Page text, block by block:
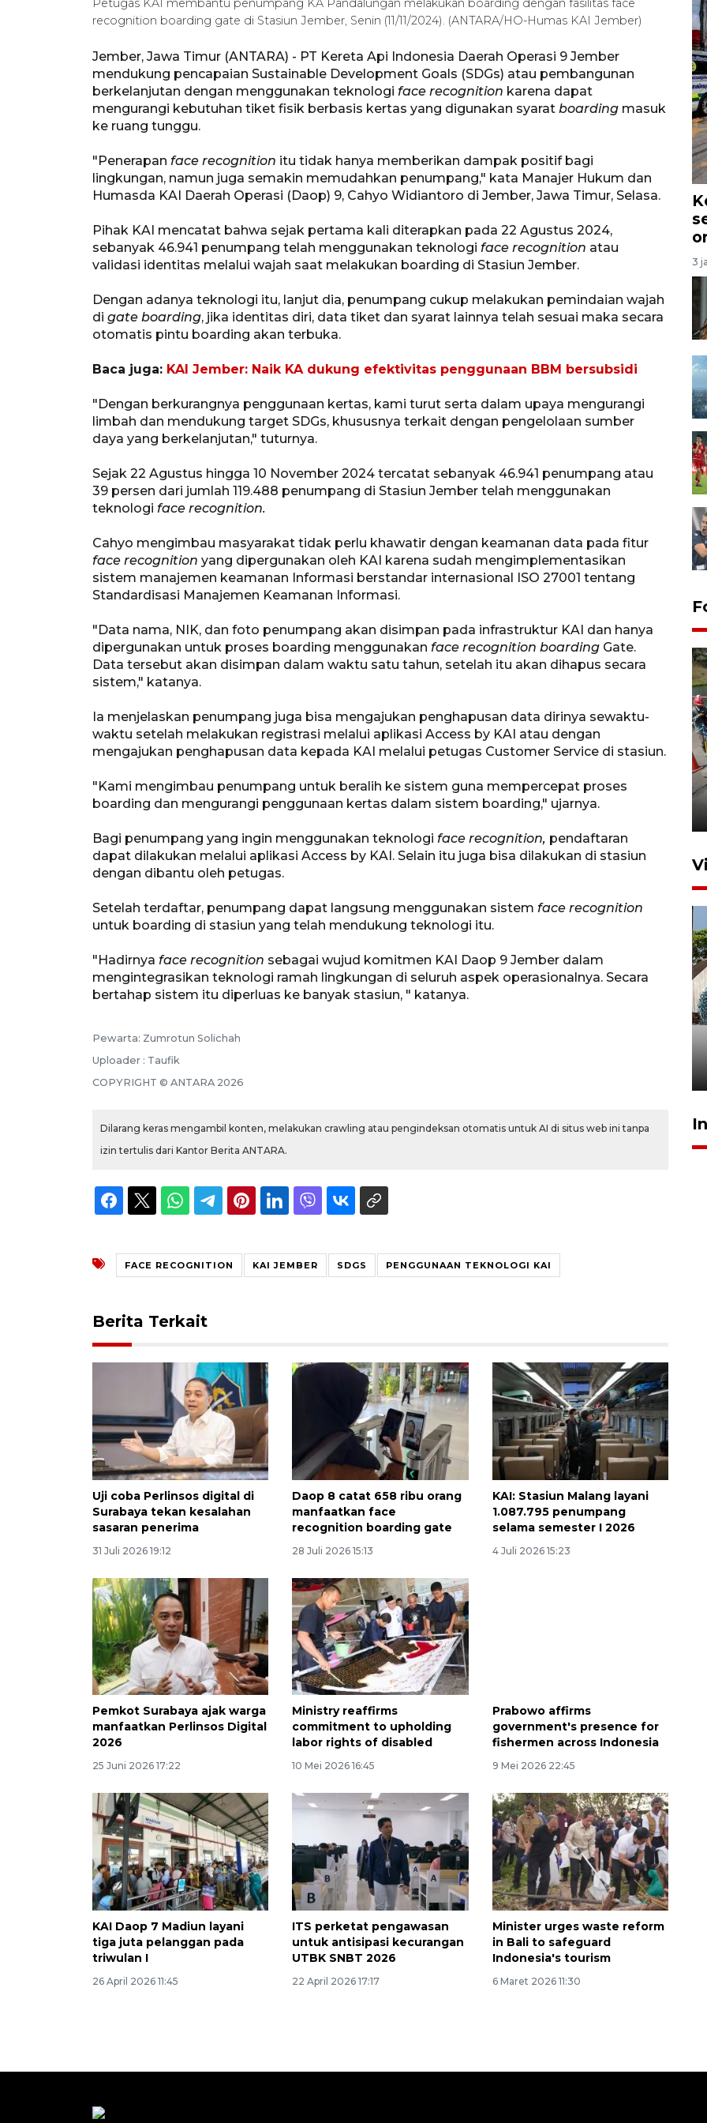
Petugas KAI membantu penumpang KA Pandalungan melakukan boarding dengan fasilitas face
recognition boarding gate di Stasiun Jember, Senin (11/11/2024). (ANTARA/HO-Humas KAI Jember)
Jember, Jawa Timur (ANTARA) - PT Kereta Api Indonesia Daerah Operasi 9 Jember
mendukung pencapaian Sustainable Development Goals (SDGs) atau pembangunan
berkelanjutan dengan menggunakan teknologi face recognition karena dapat
mengurangi kebutuhan tiket fisik berbasis kertas yang digunakan syarat boarding masuk
ke ruang tunggu.
"Penerapan face recognition itu tidak hanya memberikan dampak positif bagi
lingkungan, namun juga semakin memudahkan penumpang," kata Manajer Hukum dan
Humasda KAI Daerah Operasi (Daop) 9, Cahyo Widiantoro di Jember, Jawa Timur, Selasa.
Pihak KAI mencatat bahwa sejak pertama kali diterapkan pada 22 Agustus 2024,
sebanyak 46.941 penumpang telah menggunakan teknologi face recognition atau
validasi identitas melalui wajah saat melakukan boarding di Stasiun Jember.
Dengan adanya teknologi itu, lanjut dia, penumpang cukup melakukan pemindaian wajah
di gate boarding, jika identitas diri, data tiket dan syarat lainnya telah sesuai maka secara
otomatis pintu boarding akan terbuka.
Baca juga: KAI Jember: Naik KA dukung efektivitas penggunaan BBM bersubsidi
"Dengan berkurangnya penggunaan kertas, kami turut serta dalam upaya mengurangi
limbah dan mendukung target SDGs, khususnya terkait dengan pengelolaan sumber
daya yang berkelanjutan," tuturnya.
Sejak 22 Agustus hingga 10 November 2024 tercatat sebanyak 46.941 penumpang atau
39 persen dari jumlah 119.488 penumpang di Stasiun Jember telah menggunakan
teknologi face recognition.
Cahyo mengimbau masyarakat tidak perlu khawatir dengan keamanan data pada fitur
face recognition yang dipergunakan oleh KAI karena sudah mengimplementasikan
sistem manajemen keamanan Informasi berstandar internasional ISO 27001 tentang
Standardisasi Manajemen Keamanan Informasi.
"Data nama, NIK, dan foto penumpang akan disimpan pada infrastruktur KAI dan hanya
dipergunakan untuk proses boarding menggunakan face recognition boarding Gate.
Data tersebut akan disimpan dalam waktu satu tahun, setelah itu akan dihapus secara
sistem," katanya.
Ia menjelaskan penumpang juga bisa mengajukan penghapusan data dirinya sewaktu-
waktu setelah melakukan registrasi melalui aplikasi Access by KAI atau dengan
mengajukan penghapusan data kepada KAI melalui petugas Customer Service di stasiun.
"Kami mengimbau penumpang untuk beralih ke sistem guna mempercepat proses
boarding dan mengurangi penggunaan kertas dalam sistem boarding," ujarnya.
Bagi penumpang yang ingin menggunakan teknologi face recognition, pendaftaran
dapat dilakukan melalui aplikasi Access by KAI. Selain itu juga bisa dilakukan di stasiun
dengan dibantu oleh petugas.
Setelah terdaftar, penumpang dapat langsung menggunakan sistem face recognition
untuk boarding di stasiun yang telah mendukung teknologi itu.
"Hadirnya face recognition sebagai wujud komitmen KAI Daop 9 Jember dalam
mengintegrasikan teknologi ramah lingkungan di seluruh aspek operasionalnya. Secara
bertahap sistem itu diperluas ke banyak stasiun, " katanya.
Pewarta: Zumrotun Solichah
Uploader : Taufik
COPYRIGHT © ANTARA 2026
Dilarang keras mengambil konten, melakukan crawling atau pengindeksan otomatis untuk AI di situs web ini tanpa
izin tertulis dari Kantor Berita ANTARA.
FACE RECOGNITION KAI JEMBER SDGS PENGGUNAAN TEKNOLOGI KAI
Berita Terkait
Uji coba Perlinsos digital di
Surabaya tekan kesalahan
sasaran penerima
31 Juli 2026 19:12
Daop 8 catat 658 ribu orang
manfaatkan face
recognition boarding gate
28 Juli 2026 15:13
KAI: Stasiun Malang layani
1.087.795 penumpang
selama semester I 2026
4 Juli 2026 15:23
Pemkot Surabaya ajak warga
manfaatkan Perlinsos Digital
2026
25 Juni 2026 17:22
Ministry reaffirms
commitment to upholding
labor rights of disabled
10 Mei 2026 16:45
Prabowo affirms
government's presence for
fishermen across Indonesia
9 Mei 2026 22:45
KAI Daop 7 Madiun layani
tiga juta pelanggan pada
triwulan I
26 April 2026 11:45
ITS perketat pengawasan
untuk antisipasi kecurangan
UTBK SNBT 2026
22 April 2026 17:17
Minister urges waste reform
in Bali to safeguard
Indonesia's tourism
6 Maret 2026 11:30
3
ekonomi Piala Presiden 2026
4 jam lalu
Ekspedisi Rupiah Berdaulat
2026 sambangi Papua
2026-08-06 13:15:00